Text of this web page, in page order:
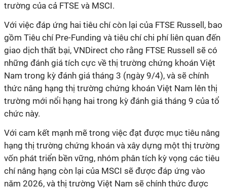
trường của cả FTSE và MSCI.
Với việc đáp ứng hai tiêu chí còn lại của FTSE Russell, bao
gồm Tiêu chí Pre-Funding và tiêu chí chi phí liên quan đến
giao dịch thất bại, VNDirect cho rằng FTSE Russell sẽ có
những đánh giá tích cực về thị trường chứng khoán Việt
Nam trong kỳ đánh giá tháng 3 (ngày 9/4), và sẽ chính
thức nâng hạng thị trường chứng khoán Việt Nam lên thị
trường mới nổi hạng hai trong kỳ đánh giá tháng 9 của tổ
chức này.
Với cam kết mạnh mẽ trong việc đạt được mục tiêu nâng
hạng thị trường chứng khoán và xây dựng một thị trường
vốn phát triển bền vững, nhóm phân tích kỳ vọng các tiêu
chí nâng hạng còn lại của MSCI sẽ được đáp ứng vào
năm 2026, và thị trường Việt Nam sẽ chính thức được